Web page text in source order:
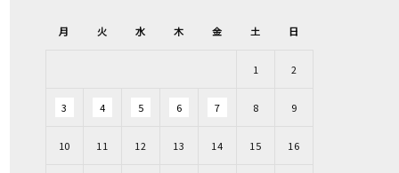
月 火 水 木 金 土 日
1 2
3 4 5 6 7 8 9
10 11 12 13 14 15 16